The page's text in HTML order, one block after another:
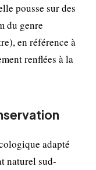
pousse sur des
du genre
en référence à
renflées à la
adapté
naturel sud-